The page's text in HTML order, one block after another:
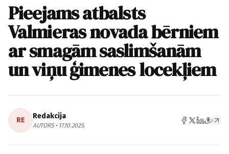
Pieejams atbalsts
Valmieras novada bērniem
ar smagām saslimšanām
un viņu ģimenes locekļiem
RE Redakcija
AUTORS • 17.10.2025.